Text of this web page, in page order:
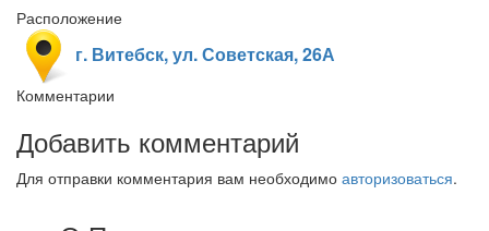
Расположение
г. Витебск, ул. Советская, 26А
Комментарии
Добавить комментарий
Для отправки комментария вам необходимо авторизоваться.